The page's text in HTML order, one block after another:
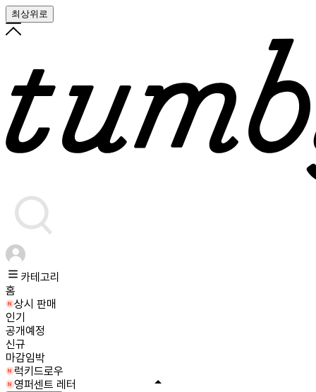
최상위로
카테고리
홈
상시 판매
인기
공개예정
신규
마감임박
럭키드로우
영퍼센트 레터